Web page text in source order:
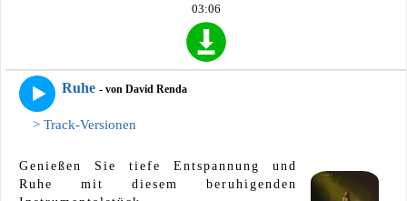
03:06
Ruhe - von David Renda
> Track-Versionen
Genießen Sie tiefe Entspannung und
Ruhe mit diesem beruhigenden